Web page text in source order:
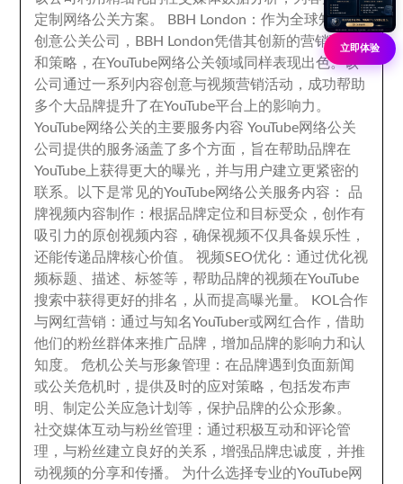
定制网络公关方案。 BBH London ：作为全球知名的
创意公关公司
，
BBH London凭借其创新的营销理念
和策略 ，在YouTube网络公关领域同样表现出色。该
公司通过一系列内容创意与视频营销活动 ， 成功帮助
多个大品牌提升了在YouTube平台上的影响力 。
YouTube网络公关的主要服务内容 YouTube网络公关
公司提供的服务涵盖了多个方面 ， 旨在帮助品牌在
YouTube上获得更大的曝光 ， 并与用户建立更紧密的
联系。 以下是常见的YouTube网络公关服务内容 ：品
牌视频内容制作 ：根据品牌定位和目标受众 ，创作有
吸引力的原创视频内容 ，确保视频不仅具备娱乐性 ，
还能传递品牌核心价值。视频SEO优化 ：通过优化视
频标题 、描述 、标签等 ，帮助品牌的视频在YouTube
搜索中获得更好的排名 ， 从而提高曝光量。
KOL合作
与网红营销 ：通过与知名YouTuber或网红合作 ，借助
他们的粉丝群体来推广品牌 ，增加品牌的影响力和认
知度。危机公关与形象管理 ：在品牌遇到负面新闻
或公关危机时 ，提供及时的应对策略 ，包括发布声
明
、制定公关应急计划等 ，保护品牌的公众形象 。
社交媒体互动与粉丝管理 ：通过积极互动和评论管
理 ，与粉丝建立良好的关系 ，增强品牌忠诚度 ， 并推
动视频的分享和传播。 为什么选择专业的YouTube网
立即体验